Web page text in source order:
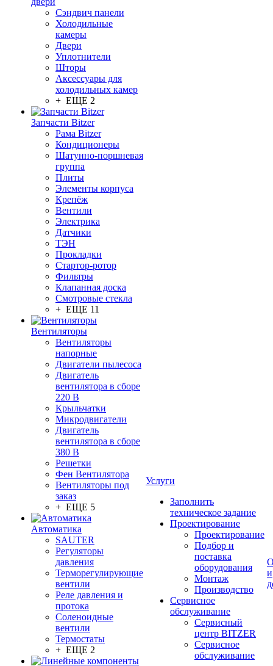
Сэндвич панели
Холодильные
камеры
Двери
Уплотнители
Шторы
Аксессуары для
холодильных камер
+ ЕЩЕ 2
Запчасти Bitzer
Рама Bitzer
Кондиционеры
Шатунно-поршневая
группа
Плиты
Элементы корпуса
Крепёж
Вентили
Электрика
Датчики
ТЭН
Прокладки
Стартор-ротор
Фильтры
Клапанная доска
Смотровые стекла
+ ЕЩЕ 11
Вентиляторы
Вентиляторы
напорные
Двигатели пылесоса
Двигатель
вентилятора в сборе
220 В
Крыльчатки
Микродвигатели
Двигатель
вентилятора в сборе
380 В
Решетки
Фен Вентилятора
Вентиляторы под
заказ
+ ЕЩЕ 5
Автоматика
SAUTER
Регуляторы
давления
Терморегулирующие
вентили
Реле давления и
протока
Соленоидные
вентили
Термостаты
+ ЕЩЕ 2
Услуги
Заполнить
техническое задание
Проектирование
Проектирование
Подбор и
поставка
оборудования
Монтаж
Производство
Сервисное
обслуживание
Сервисный
центр BITZER
Сервисное
обслуживание
и